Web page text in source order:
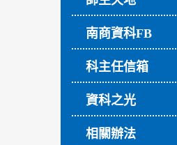
南商資科FB
科主任信箱
資科之光
相關辦法